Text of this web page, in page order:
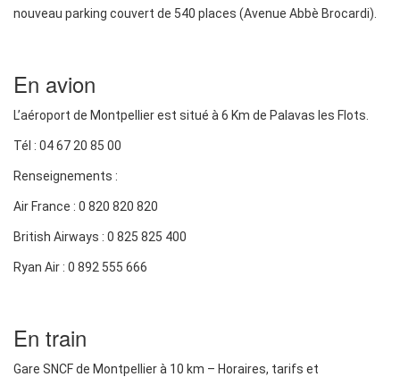
nouveau parking couvert de 540 places (Avenue Abbè Brocardi).
En avion
L’aéroport de Montpellier est situé à 6 Km de Palavas les Flots.
Tél : 04 67 20 85 00
Renseignements :
Air France : 0 820 820 820
British Airways : 0 825 825 400
Ryan Air : 0 892 555 666
En train
Gare SNCF de Montpellier à 10 km – Horaires, tarifs et